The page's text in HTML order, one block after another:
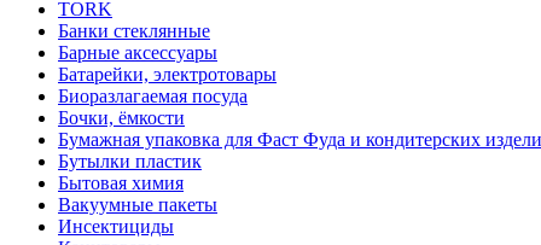
TORK
Банки стеклянные
Барные аксессуары
Батарейки, электротовары
Биоразлагаемая посуда
Бочки, ёмкости
Бумажная упаковка для Фаст Фуда и кондитерских
Бутылки пластик
Бытовая химия
Вакуумные пакеты
Инсектициды